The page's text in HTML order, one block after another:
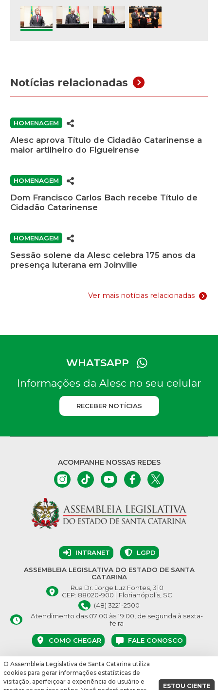
Notícias relacionadas
HOMENAGEM
Alesc aprova Título de Cidadão Catarinense a
maior artilheiro do Figueirense
HOMENAGEM
Dom Francisco Carlos Bach recebe Título de
Cidadão Catarinense
HOMENAGEM
Sessão solene da Alesc celebra 175 anos da
presença luterana em Joinville
Ver mais notícias relacionadas
WHATSAPP
Informações da Alesc no seu celular
RECEBER NOTÍCIAS
ACOMPANHE NOSSAS REDES
INTRANET LGPD
ASSEMBLEIA LEGISLATIVA DO ESTADO DE SANTA
CATARINA
Rua Dr. Jorge Luz Fontes, 310
CEP: 88020-900 | Florianópolis, SC
(48) 3221-2500
Atendimento das 07:00 às 19:00, de segunda à sexta-
feira
COMO CHEGAR FALE CONOSCO
© Assembleia Legislativa do Estado de Santa Catarina 2026.
Desenvolvido por:
O Assembleia Legislativa de Santa Catarina utiliza
cookies para gerar informações estatísticas de
visitação, aperfeiçoar a experiência do usuário e
ESTOU CIENTE